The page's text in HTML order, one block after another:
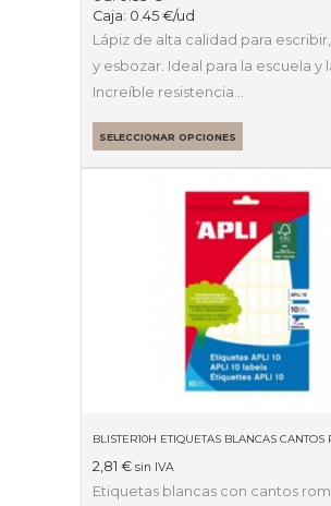
Caja: 0.45 €/ud
Lápiz de alta calidad para
y esbozar. Ideal para la escuela y
Increíble resistencia…
SELECCIONAR OPCIONES
BLISTER10H ETIQUETAS BLANCAS CANTOS
2,81 € sin IVA
Etiquetas blancas con cantos